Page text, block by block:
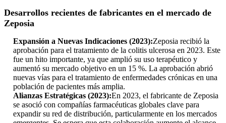
Desarrollos recientes de fabricantes en el mercado de
Zeposia
Expansión a Nuevas Indicaciones (2023):Zeposia recibió la
aprobación para el tratamiento de la colitis ulcerosa en 2023. Este
fue un hito importante, ya que amplió su uso terapéutico y
aumentó su mercado objetivo en un 15 %. La aprobación abrió
nuevas vías para el tratamiento de enfermedades crónicas en una
población de pacientes más amplia.
Alianzas Estratégicas (2023):En 2023, el fabricante de Zeposia
se asoció con compañías farmacéuticas globales clave para
expandir su red de distribución, particularmente en los mercados